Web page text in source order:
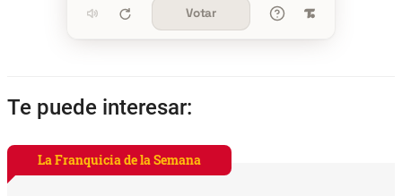
Votar
Te puede interesar:
La Franquicia de la Semana